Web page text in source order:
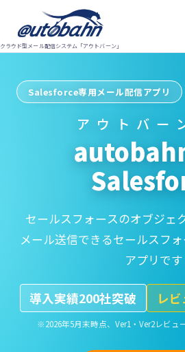
クラウド型メール配信システム「アウトバーン」
Salesforce専用メール配信アプリ
アウトバー
セールスフォースのオブジェ
メール送信できるセールスフ
アプリです
導入実績200社突破 レ
※2026年5月末時点、Ver1・Ver2レビュ